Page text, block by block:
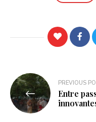
Navigation
de
l’article
PREVIOUS
Entre